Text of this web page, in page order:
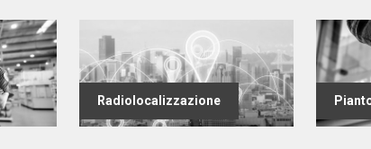
Radiolocalizzazione